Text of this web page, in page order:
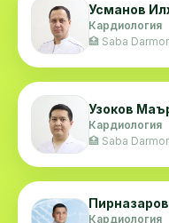
Усманов
Кардиология
🏥 Saba
Узоков
Кардиология
🏥 Saba
Кардиология